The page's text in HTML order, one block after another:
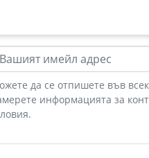
да се отпишете във
информацията за